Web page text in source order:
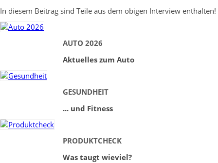
In diesem Beitrag sind Teile aus dem obigen Interview enthalten!
AUTO 2026
Aktuelles zum Auto
GESUNDHEIT
... und Fitness
PRODUKTCHECK
Was taugt wieviel?